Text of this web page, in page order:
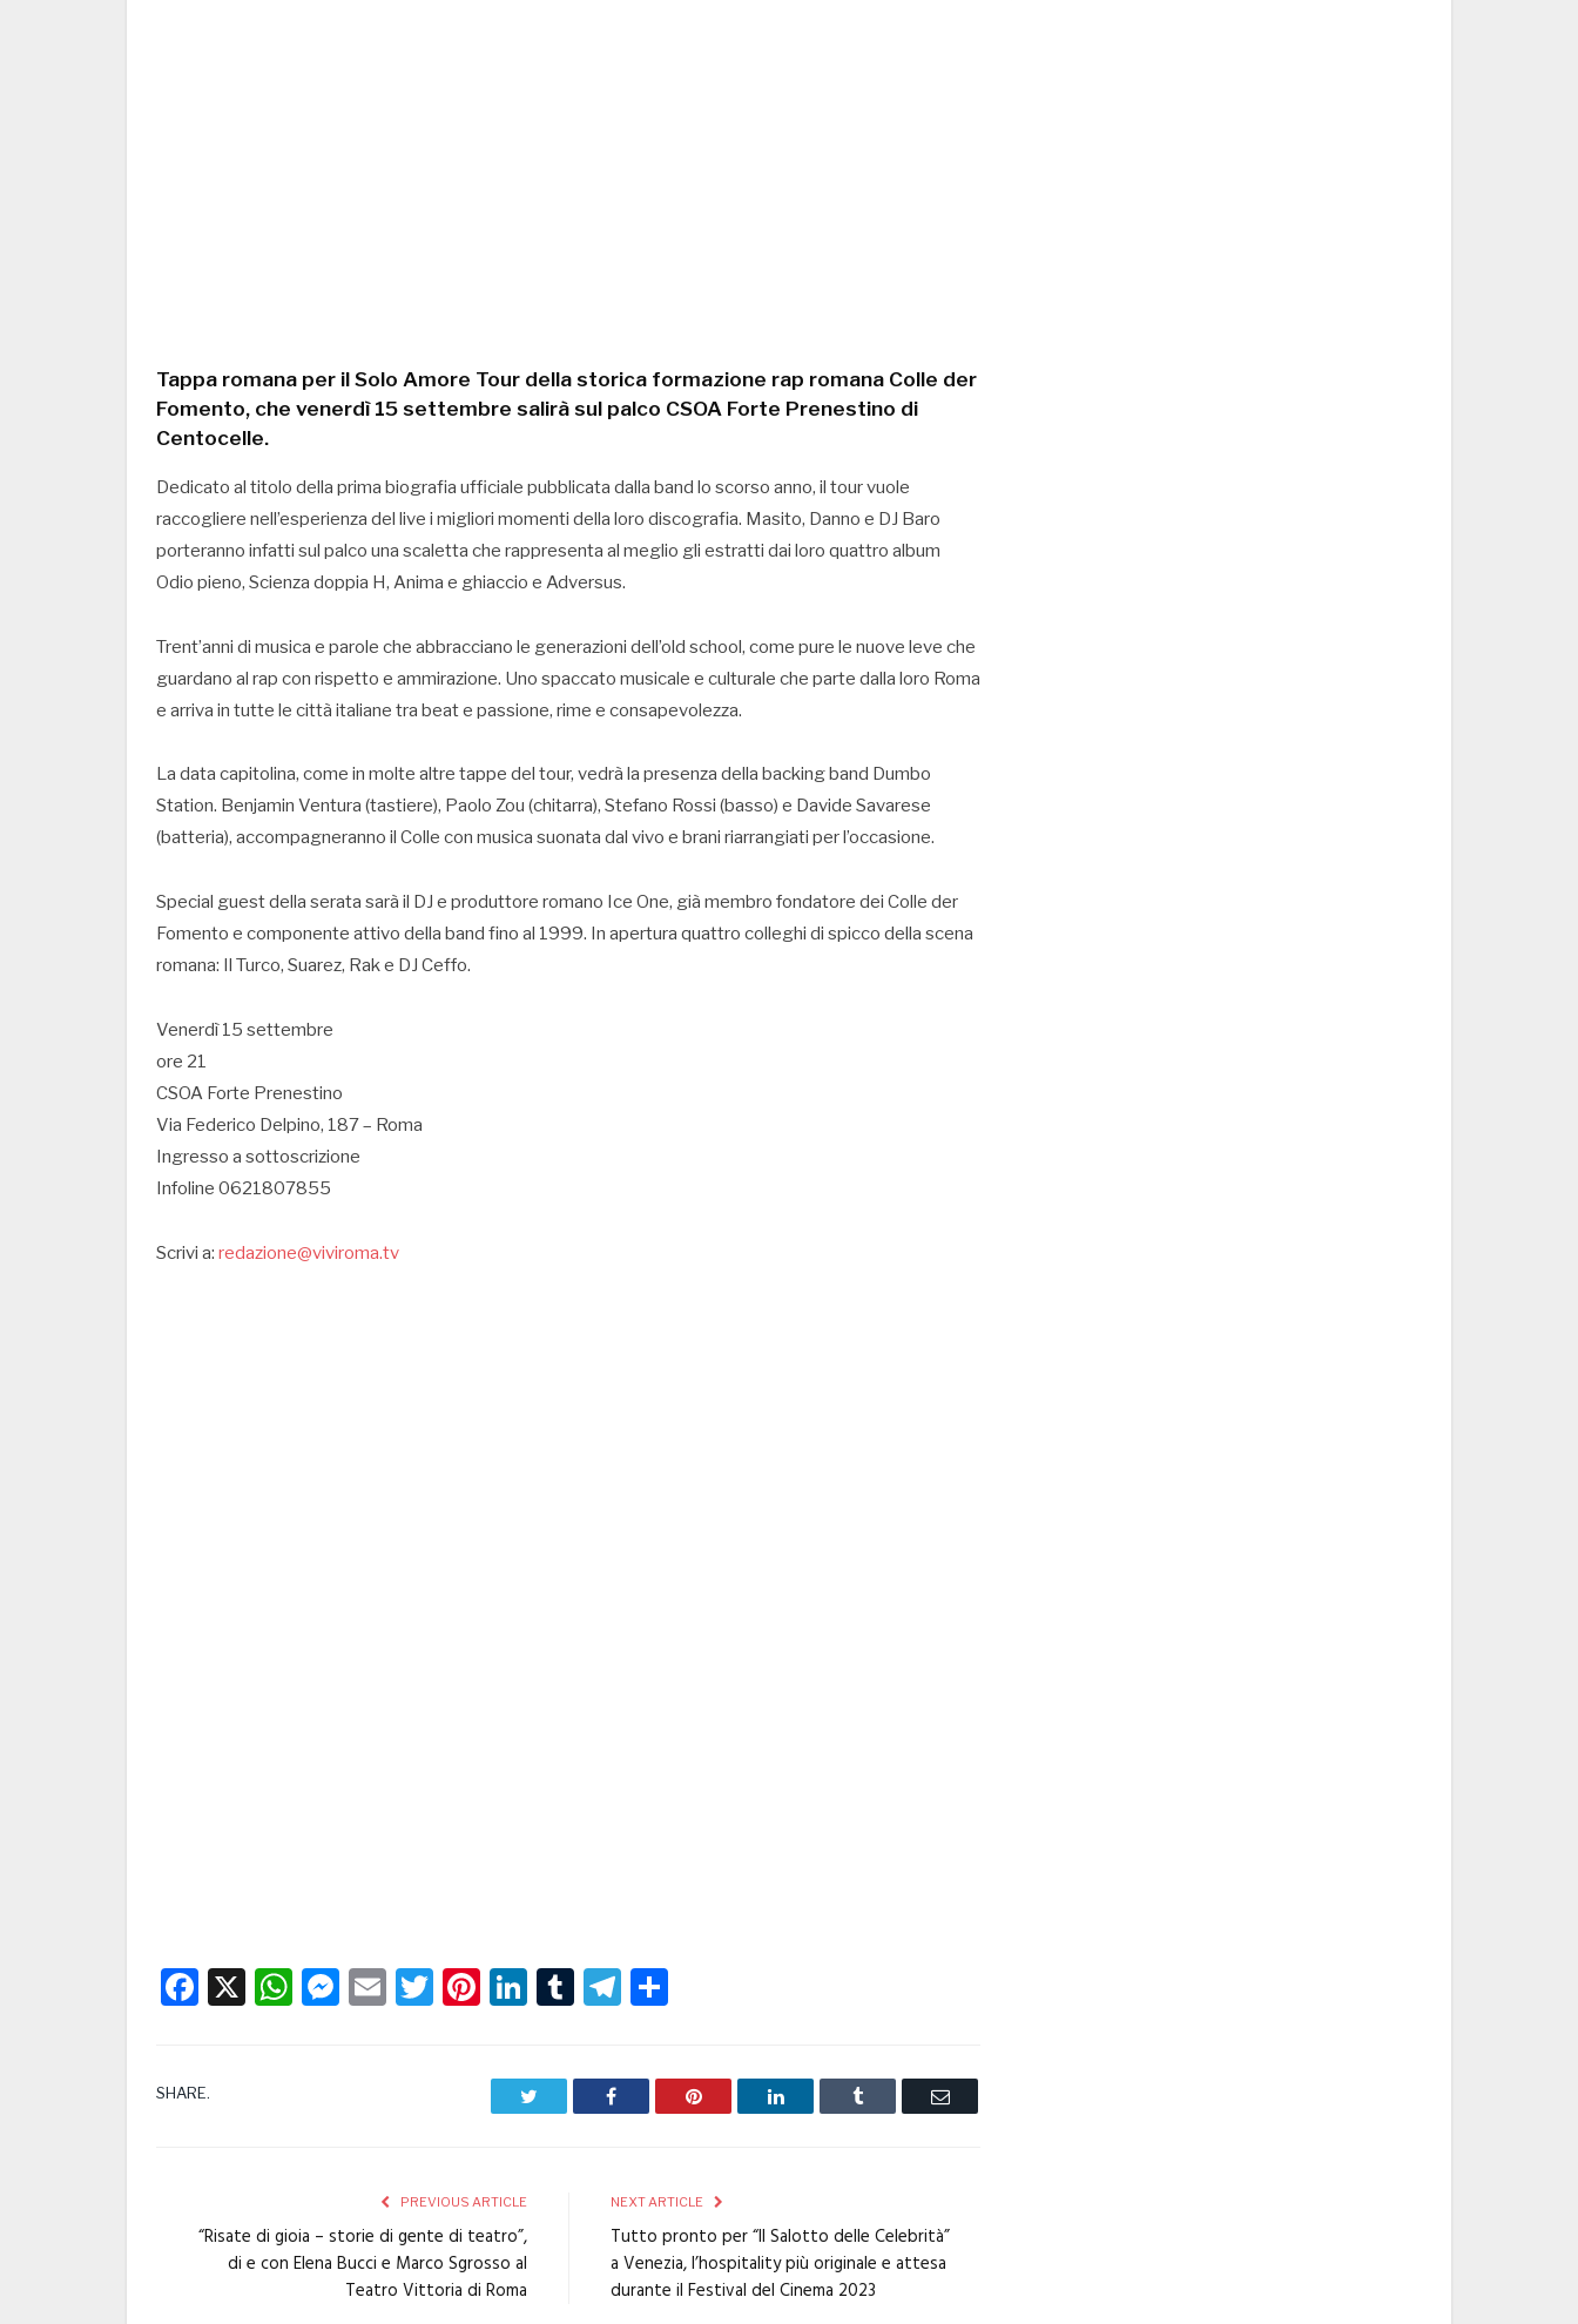
Tappa romana per il Solo Amore Tour della storica formazione rap romana Colle der
Fomento, che venerdì 15 settembre salirà sul palco CSOA Forte Prenestino di
Centocelle.
Dedicato al titolo della prima biografia ufficiale pubblicata dalla band lo scorso anno, il tour vuole
raccogliere nell’esperienza del live i migliori momenti della loro discografia. Masito, Danno e DJ Baro
porteranno infatti sul palco una scaletta che rappresenta al meglio gli estratti dai loro quattro album
Odio pieno, Scienza doppia H, Anima e ghiaccio e Adversus.
Trent’anni di musica e parole che abbracciano le generazioni dell’old school, come pure le nuove leve che
guardano al rap con rispetto e ammirazione. Uno spaccato musicale e culturale che parte dalla loro Roma
e arriva in tutte le città italiane tra beat e passione, rime e consapevolezza.
La data capitolina, come in molte altre tappe del tour, vedrà la presenza della backing band Dumbo
Station. Benjamin Ventura (tastiere), Paolo Zou (chitarra), Stefano Rossi (basso) e Davide Savarese
(batteria), accompagneranno il Colle con musica suonata dal vivo e brani riarrangiati per l’occasione.
Special guest della serata sarà il DJ e produttore romano Ice One, già membro fondatore dei Colle der
Fomento e componente attivo della band fino al 1999. In apertura quattro colleghi di spicco della scena
romana: Il Turco, Suarez, Rak e DJ Ceffo.
Venerdì 15 settembre
ore 21
CSOA Forte Prenestino
Via Federico Delpino, 187 – Roma
Ingresso a sottoscrizione
Infoline 0621807855
Scrivi a: redazione@viviroma.tv
Facebook
X WhatsApp
Messenger
EmailTwitter
Pinterest
LinkedIn
TumblrTelegram
SHARE. Facebook Pinterest LinkedIn Tumblr Email
PREVIOUS ARTICLE
“Risate di gioia – storie di gente di teatro”,
di e con Elena Bucci e Marco Sgrosso al
Teatro Vittoria di Roma
NEXT ARTICLE
Tutto pronto per “Il Salotto delle Celebrità”
a Venezia, l’hospitality più originale e attesa
durante il Festival del Cinema 2023